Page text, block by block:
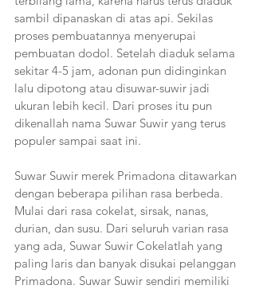
sambil dipanaskan di atas api. Sekilas
proses pembuatannya menyerupai
pembuatan dodol. Setelah diaduk selama
sekitar 4-5 jam, adonan pun didinginkan
lalu dipotong atau disuwar-suwir jadi
ukuran lebih kecil. Dari proses itu pun
dikenallah nama Suwar Suwir yang terus
populer sampai saat ini.
Suwar Suwir merek Primadona ditawarkan
dengan beberapa pilihan rasa berbeda.
Mulai dari rasa cokelat, sirsak, nanas,
durian, dan susu. Dari seluruh varian rasa
yang ada, Suwar Suwir Cokelatlah yang
paling laris dan banyak disukai pelanggan
Primadona. Suwar Suwir sendiri memiliki